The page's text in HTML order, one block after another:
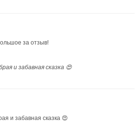
за отзыв!
и забавная сказка 😍
и забавная сказка 😍